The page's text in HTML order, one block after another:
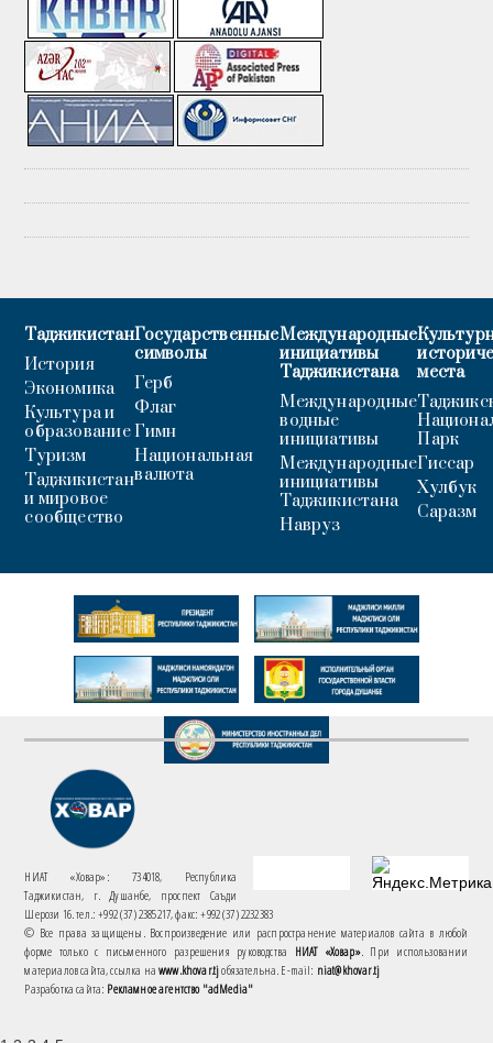
Таджикистан
История
Экономика
Культура и
образование
Туризм
Таджикистан
и мировое
сообщество
Государственные
символы
Герб
Флаг
Гимн
Национальная
валюта
Международные
инициативы
Таджикистана
Международные
водные
инициативы
Международные
инициативы
Таджикистана
Навруз
места
Парк
Гиссар
Хулбук
Саразм
НИАТ «Ховар»: 734018, Республика
Таджикистан, г. Душанбе, проспект Саъди
Шерози 16. тел.: +992 (37) 2385217, факс: +992 (37) 2232383
© Все права защищены. Воспроизведение или распространение материалов сайта в любой
форме только с письменного разрешения руководства НИАТ «Ховар». При использовании
материалов сайта, ссылка наwww.khovar.tjобязательна. E-mail: niat@khovar.tj
Разработка сайта: Рекламное агентство "adMedia"